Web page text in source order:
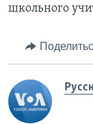
школьного